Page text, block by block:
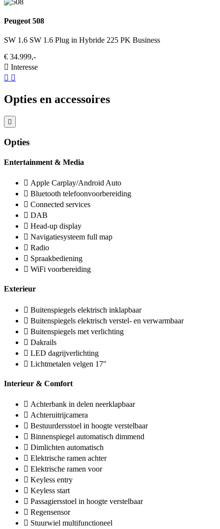
Peugeot 508
SW 1.6 SW 1.6 Plug in Hybride 225 PK Business
€ 34.999,-
Interesse
Opties en accessoires
Opties
Entertainment & Media
Apple Carplay/Android Auto
Bluetooth telefoonvoorbereiding
Connected services
DAB
Head-up display
Navigatiesysteem full map
Radio
Spraakbediening
WiFi voorbereiding
Exterieur
Buitenspiegels elektrisch inklapbaar
Buitenspiegels elektrisch verstel- en verwarmbaar
Buitenspiegels met verlichting
Dakrails
LED dagrijverlichting
Lichtmetalen velgen 17"
Interieur & Comfort
Achterbank in delen neerklapbaar
Achteruitrijcamera
Bestuurdersstoel in hoogte verstelbaar
Binnenspiegel automatisch dimmend
Dimlichten automatisch
Elektrische ramen achter
Elektrische ramen voor
Keyless entry
Keyless start
Passagiersstoel in hoogte verstelbaar
Regensensor
Stuurwiel multifunctioneel